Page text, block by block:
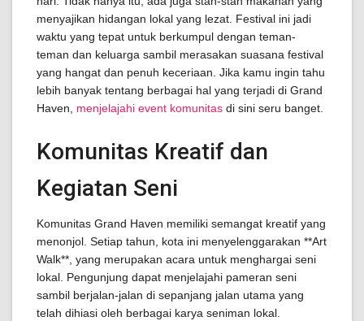
menyajikan hidangan lokal yang lezat. Festival ini jadi
waktu yang tepat untuk berkumpul dengan teman-
teman dan keluarga sambil merasakan suasana festival
yang hangat dan penuh keceriaan. Jika kamu ingin tahu
lebih banyak tentang berbagai hal yang terjadi di Grand
Haven, menjelajahi event komunitas di sini seru banget.
Komunitas Kreatif dan
Kegiatan Seni
Komunitas Grand Haven memiliki semangat kreatif yang
menonjol. Setiap tahun, kota ini menyelenggarakan **Art
Walk**, yang merupakan acara untuk menghargai seni
lokal. Pengunjung dapat menjelajahi pameran seni
sambil berjalan-jalan di sepanjang jalan utama yang
telah dihiasi oleh berbagai karya seniman lokal.